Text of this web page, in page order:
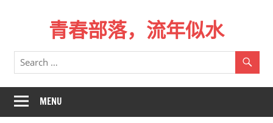
青春部落，流年似水
青
春
一
场
MENU